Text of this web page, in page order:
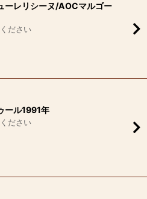
ーレリシーヌ/AOCマルゴー
ださい
ール1991年
ださい